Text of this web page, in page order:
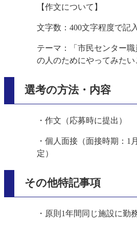
【作文について】
文字数：400文字程度で記
テーマ：「市民センター
の人のためにやってみたい
選考の方法・内容
・作文（応募時に提出）
・個人面接（面接時期：1
定）
その他特記事項
・原則1年間同じ施設に勤